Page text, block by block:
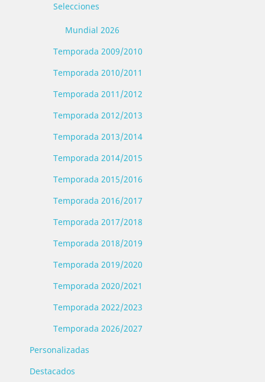
Selecciones
Mundial 2026
Temporada 2009/2010
Temporada 2010/2011
Temporada 2011/2012
Temporada 2012/2013
Temporada 2013/2014
Temporada 2014/2015
Temporada 2015/2016
Temporada 2016/2017
Temporada 2017/2018
Temporada 2018/2019
Temporada 2019/2020
Temporada 2020/2021
Temporada 2022/2023
Temporada 2026/2027
Personalizadas
Destacados